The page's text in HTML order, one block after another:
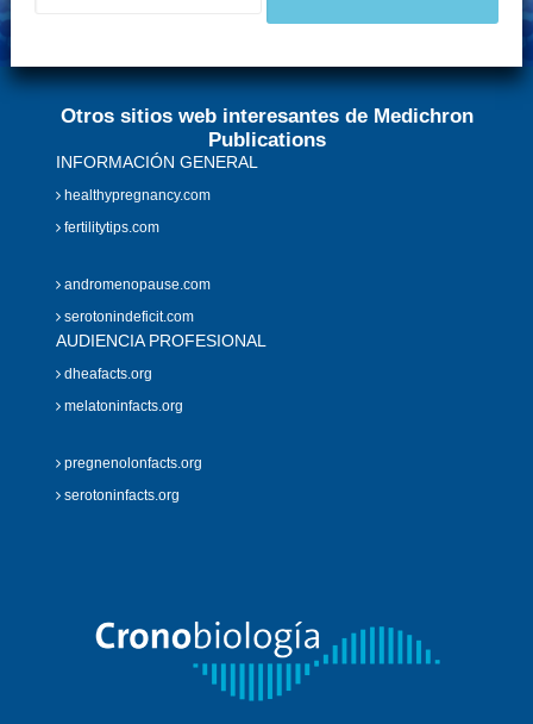
Otros sitios web interesantes de Medichron
Publications
INFORMACIÓN GENERAL
healthypregnancy.com
fertilitytips.com
andromenopause.com
serotonindeficit.com
AUDIENCIA PROFESIONAL
dheafacts.org
melatoninfacts.org
pregnenolonfacts.org
serotoninfacts.org